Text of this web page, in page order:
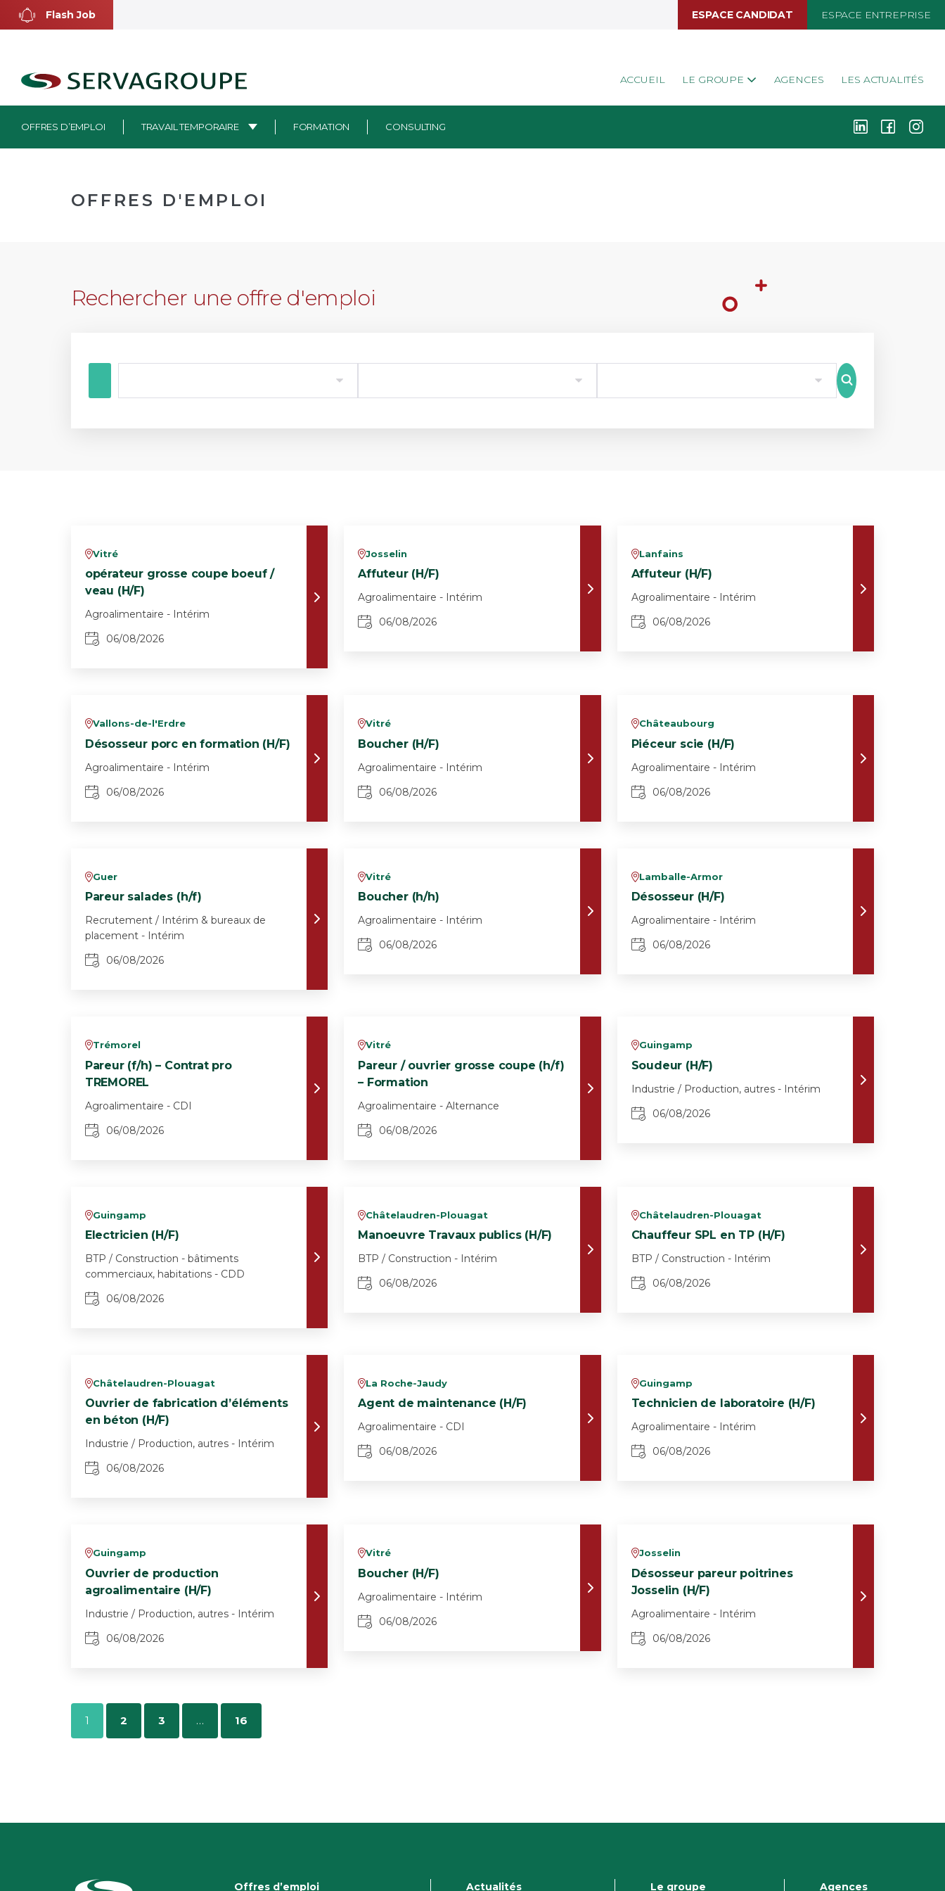
Aller
Flash Job ESPACE CANDIDAT ESPACE ENTREPRISE
ACCUEIL LE GROUPE AGENCES LES ACTUALITÉS
OFFRES D’EMPLOI TRAVAIL TEMPORAIRE FORMATION CONSULTING k i j
OFFRES D'EMPLOI
Rechercher une offre d'emploi
8
vVitré
opérateur grosse coupe boeuf /
veau (H/F)
Agroalimentaire - Intérim
06/08/2026
vJosselin
Affuteur (H/F)
Agroalimentaire - Intérim
06/08/2026
vLanfains
Affuteur (H/F)
Agroalimentaire - Intérim
06/08/2026
vVallons-de-l'Erdre
Désosseur porc en formation (H/F)
Agroalimentaire - Intérim
06/08/2026
vVitré
Boucher (H/F)
Agroalimentaire - Intérim
06/08/2026
vChâteaubourg
Piéceur scie (H/F)
Agroalimentaire - Intérim
06/08/2026
vGuer
Pareur salades (h/f)
Recrutement / Intérim & bureaux de
placement - Intérim
06/08/2026
vVitré
Boucher (h/h)
Agroalimentaire - Intérim
06/08/2026
vLamballe-Armor
Désosseur (H/F)
Agroalimentaire - Intérim
06/08/2026
vTrémorel
Pareur (f/h) – Contrat pro
TREMOREL
Agroalimentaire - CDI
06/08/2026
vVitré
Pareur / ouvrier grosse coupe (h/f)
– Formation
Agroalimentaire - Alternance
06/08/2026
vGuingamp
Soudeur (H/F)
Industrie / Production, autres - Intérim
06/08/2026
vGuingamp
Electricien (H/F)
BTP / Construction - bâtiments
commerciaux, habitations - CDD
06/08/2026
vChâtelaudren-Plouagat
Manoeuvre Travaux publics (H/F)
BTP / Construction - Intérim
06/08/2026
vChâtelaudren-Plouagat
Chauffeur SPL en TP (H/F)
BTP / Construction - Intérim
06/08/2026
vChâtelaudren-Plouagat
Ouvrier de fabrication d’éléments
en béton (H/F)
Industrie / Production, autres - Intérim
06/08/2026
vLa Roche-Jaudy
Agent de maintenance (H/F)
Agroalimentaire - CDI
06/08/2026
vGuingamp
Technicien de laboratoire (H/F)
Agroalimentaire - Intérim
06/08/2026
vGuingamp
Ouvrier de production
agroalimentaire (H/F)
Industrie / Production, autres - Intérim
06/08/2026
vVitré
Boucher (H/F)
Agroalimentaire - Intérim
06/08/2026
vJosselin
Désosseur pareur poitrines
Josselin (H/F)
Agroalimentaire - Intérim
06/08/2026
1 2 3 … 16
Offres d’emploi Actualités Le groupe Agences